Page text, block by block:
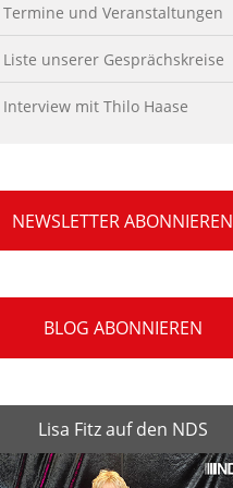
Termine und Veranstaltungen
Liste unserer Gesprächskreise
Interview mit Thilo Haase
NEWSLETTER ABONNIEREN
BLOG ABONNIEREN
Lisa Fitz auf den NDS